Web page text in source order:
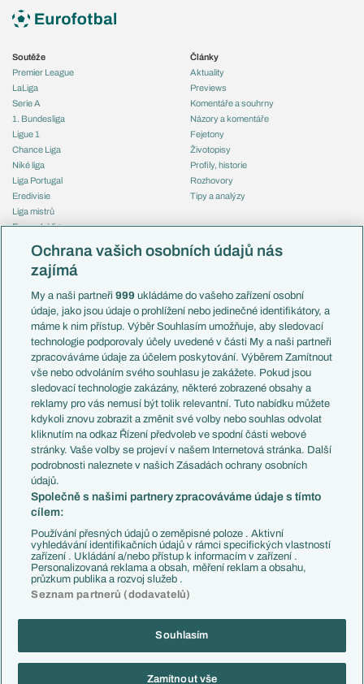
Soutěže
Premier League
LaLiga
Serie A
1. Bundesliga
Ligue 1
Chance Liga
Niké liga
Liga Portugal
Eredivisie
Liga mistrů
Evropská liga
Mistrovství světa
Liga národů
Témata
Představení týmů MS
EuroSkauting
PL v kostce
Evropské koeficienty
Přestupy
Přestupové spekulace
Zranění
Kluby
Arsenal FC
Chelsea FC
Manchester United
AC Milán
Juventus FC
Bayern Mnichov
FC Barcelona
Real Madrid
Články
Aktuality
Previews
Komentáře a souhrny
Názory a komentáře
Fejetony
Životopisy
Profily, historie
Rozhovory
Tipy a analýzy
Česko
Francie
Itálie
Německo
Španělsko
Argentina
Brazílie
Přestupy
Zápasy
Livescore
Tipovací soutěž
Copyright © 2001-2026 EuroFotbal.cz. Využíváme zpravodajství ČTK.
Informace o zpracování osobních údajů
Ochrana vašich osobních údajů nás
zajímá
My a naši partneři999 ukládáme do vašeho zařízení osobní
údaje, jako jsou údaje o prohlížení nebo jedinečné identifikátory, a
máme k nim přístup. Výběr Souhlasím umožňuje, aby sledovací
technologie podporovaly účely uvedené v části My a naši partneři
zpracováváme údaje za účelem poskytování. Výběrem Zamítnout
vše nebo odvoláním svého souhlasu je zakážete. Pokud jsou
sledovací technologie zakázány, některé zobrazené obsahy a
reklamy pro vás nemusí být tolik relevantní. Tuto nabídku můžete
kdykoli znovu zobrazit a změnit své volby nebo souhlas odvolat
kliknutím na odkaz Řízení předvoleb ve spodní části webové
stránky. Vaše volby se projeví v našem Internetová stránka. Další
podrobnosti naleznete v našich Zásadách ochrany osobních
údajů.
Společně s našimi partnery zpracováváme údaje s tímto
cílem:
Používání přesných údajů o zeměpisné poloze . Aktivní
vyhledávání identifikačních údajů v rámci specifických vlastností
zařízení . Ukládání a/nebo přístup k informacím v zařízení .
Personalizovaná reklama a obsah, měření reklam a obsahu,
průzkum publika a rozvoj služeb .
Seznam partnerů (dodavatelů)
Souhlasím
Zamítnout vše